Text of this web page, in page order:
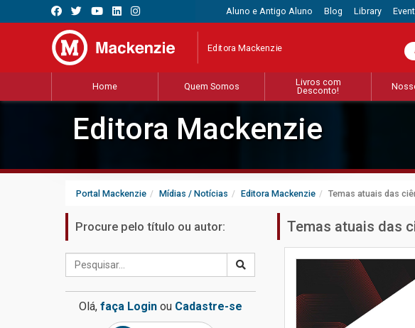
Aluno e Antigo Aluno Blog Library
Editora Mackenzie
Home Quem Somos
Livros com
Desconto!
Editora Mackenzie
Portal Mackenzie Mídias / Notícias Editora Mackenzie Temas atuais das
Procure pelo título ou autor:
Olá, faça Loginou Cadastre-se
Temas atuais das